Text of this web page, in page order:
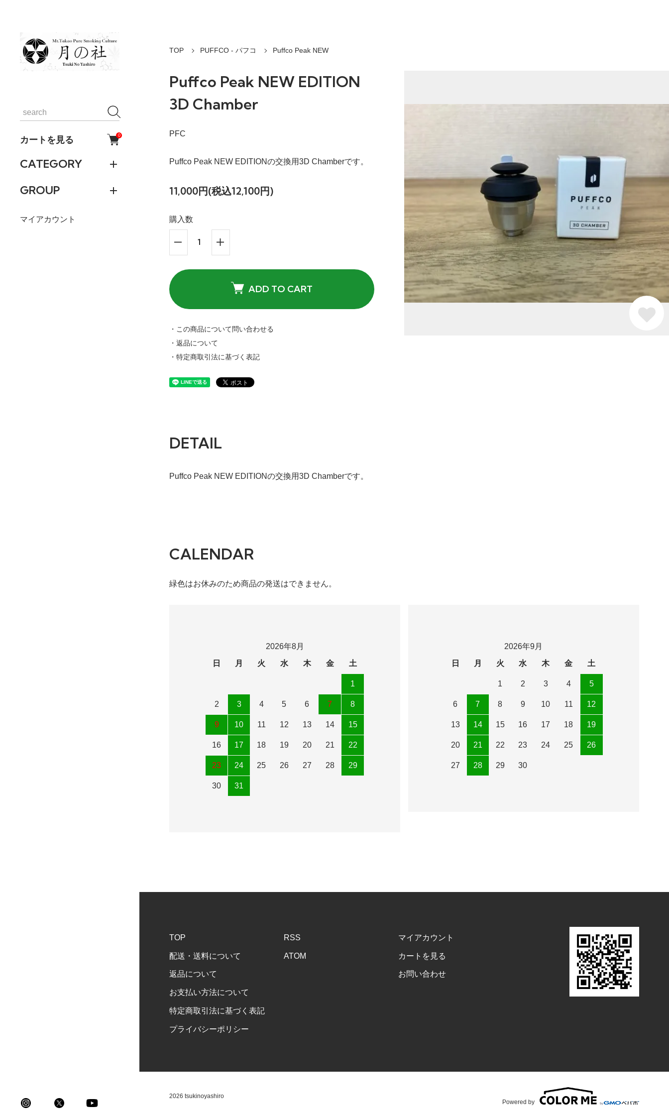
カートを見る 0
CATEGORY
GROUP
マイアカウント
TOP PUFFCO - パフコ Puffco Peak NEW
Puffco Peak NEW EDITION
3D Chamber
PFC
Puffco Peak NEW EDITIONの交換用3D Chamberです。
11,000円(税込12,100円)
購入数
ADD TO CART
・この商品について問い合わせる
・返品について
・特定商取引法に基づく表記
DETAIL
Puffco Peak NEW EDITIONの交換用3D Chamberです。
CALENDAR
緑色はお休みのため商品の発送はできません。
2026年8月
日
月 火 水 木 金 土
1
2 3 4 5 6 7 8
9 10 11 12 13 14 15
16 17 18 19 20 21 22
23 24 25 26 27 28 29
30 31
2026年9月
日
月 火 水 木 金 土
1 2 3 4 5
6 7 8 9 10 11 12
13 14 15 16 17 18 19
20 21 22 23 24 25 26
27 28 29 30
TOP
配送・送料について
返品について
お支払い方法について
特定商取引法に基づく表記
プライバシーポリシー
RSS
ATOM
マイアカウント
カートを見る
お問い合わせ
2026 tsukinoyashiro
Powered by